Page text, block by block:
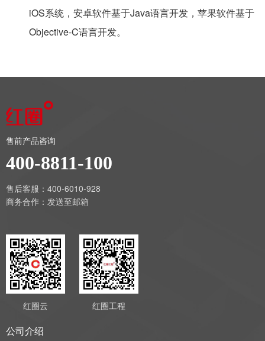
iOS系统，安卓软件基于Java语言开发，苹果软件基于
Objective-C语言开发。
售前产品咨询
400-8811-100
售后客服：400-6010-928
商务合作： 发送至邮箱
红圈云 红圈工程
公司介绍